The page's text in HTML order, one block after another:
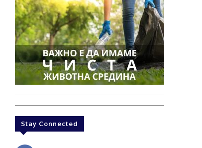
Stay Connected